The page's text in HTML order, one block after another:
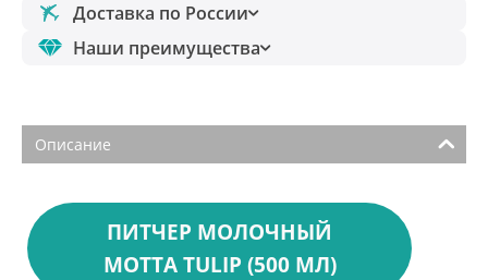
Доставка по России
Наши преимущества
Описание
ПИТЧЕР МОЛОЧНЫЙ
MOTTA TULIP (500 МЛ)